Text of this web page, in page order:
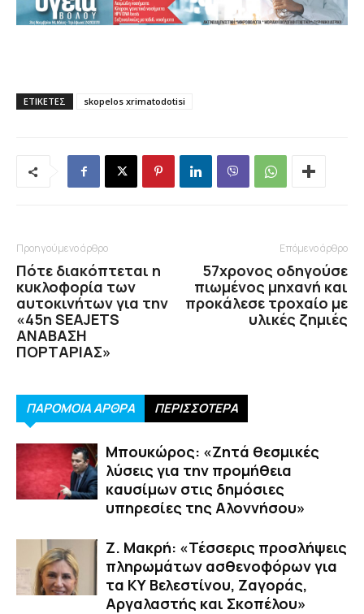
ΕΤΙΚΕΤΕΣ skopelos xrimatodotisi
Προηγούμενο άρθρο
Πότε διακόπτεται η
κυκλοφορία των
αυτοκινήτων για την
«45η SEAJETS
ΑΝΑΒΑΣΗ
ΠΟΡΤΑΡΙΑΣ»
Επόμενο άρθρο
57χρονος οδηγούσε
πιωμένος μηχανή και
προκάλεσε τροχαίο με
υλικές ζημιές
ΠΑΡΟΜΟΙΑ ΑΡΘΡΑ ΠΕΡΙΣΣΟΤΕΡΑ
Μπουκώρος: «Ζητά θεσμικές
λύσεις για την προμήθεια
καυσίμων στις δημόσιες
υπηρεσίες της Αλοννήσου»
Ζ. Μακρή: «Τέσσερις προσλήψεις
πληρωμάτων ασθενοφόρων για
τα ΚΥ Βελεστίνου, Ζαγοράς,
Αργαλαστής και Σκοπέλου»